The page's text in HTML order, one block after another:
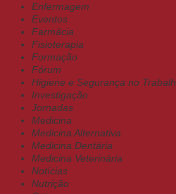
Enfermagem
Eventos
Farmácia
Fisioterapia
Formação
Fórum
Higiene e Segurança no
Investigação
Jornadas
Medicina
Medicina Alternativa
Medicina Dentária
Medicina Veterinária
Notícias
Nutrição